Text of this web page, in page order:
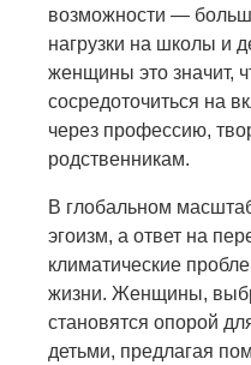
возможности —
нагрузки на школы и
женщины это значит,
сосредоточиться на
через профессию,
родственникам.
В глобальном
эгоизм, а ответ на
климатические
жизни. Женщины,
становятся опорой
детьми, предлагая